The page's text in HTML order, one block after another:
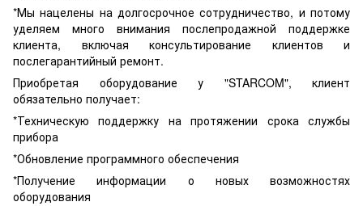
*Мы нацелены на долгосрочное сотрудничество, и потому
уделяем много внимания послепродажной поддержке
клиента, включая консультирование клиентов и
послегарантийный ремонт.
Приобретая оборудование у "STARCOM", клиент
обязательно получает:
*Техническую поддержку на протяжении срока службы
прибора
*Обновление программного обеспечения
*Получение информации о новых возможностях
оборудования